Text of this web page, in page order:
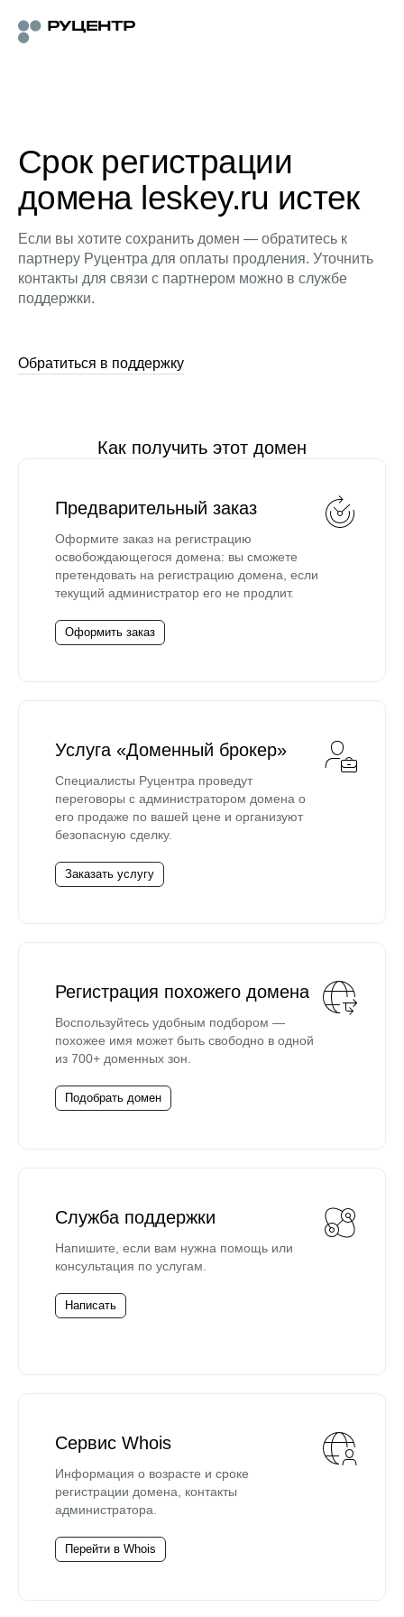
Срок регистрации
домена leskey.ru истек
Если вы хотите сохранить домен — обратитесь к
партнеру Руцентра для оплаты продления. Уточнить
контакты для связи с партнером можно в службе
поддержки.
Обратиться в поддержку
Как получить этот домен
Предварительный заказ
Оформите заказ на регистрацию
освобождающегося домена: вы сможете
претендовать на регистрацию домена, если
текущий администратор его не продлит.
Оформить заказ
Услуга «Доменный брокер»
Специалисты Руцентра проведут
переговоры с администратором домена о
его продаже по вашей цене и организуют
безопасную сделку.
Заказать услугу
Регистрация похожего домена
Воспользуйтесь удобным подбором —
похожее имя может быть свободно в одной
из 700+ доменных зон.
Подобрать домен
Служба поддержки
Напишите, если вам нужна помощь или
консультация по услугам.
Написать
Сервис Whois
Информация о возрасте и сроке
регистрации домена, контакты
администратора.
Перейти в Whois